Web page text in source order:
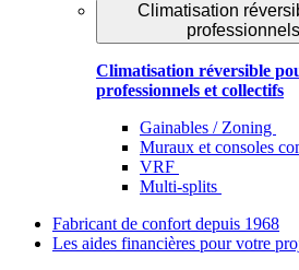
Climatisation
Climatisation réversible
professionnels et collectifs
Gainables / Zoning
Muraux et consoles
VRF
Multi-splits
Fabricant de confort depuis 1968
Les aides financières pour votre